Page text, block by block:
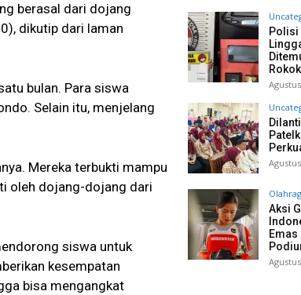
berasal dari dojang
dikutip dari laman
bulan. Para siswa
Selain itu, menjelang
Mereka terbukti mampu
oleh dojang-dojang dari
siswa untuk
kesempatan
bisa mengangkat
Polisi
Rokok
Aksi
Emas